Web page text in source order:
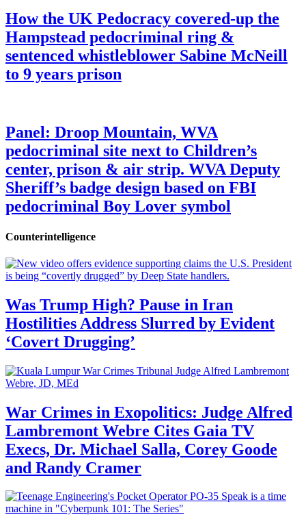
How the UK Pedocracy covered-up the
Hampstead pedocriminal ring &
sentenced whistleblower Sabine McNeill
to 9 years prison
Panel: Droop Mountain, WVA
pedocriminal site next to Children’s
center, prison & air strip. WVA Deputy
Sheriff’s badge design based on FBI
pedocriminal Boy Lover symbol
Counterintelligence
Was Trump High? Pause in Iran
Hostilities Address Slurred by Evident
‘Covert Drugging’
War Crimes in Exopolitics: Judge Alfred
Lambremont Webre Cites Gaia TV
Execs, Dr. Michael Salla, Corey Goode
and Randy Cramer